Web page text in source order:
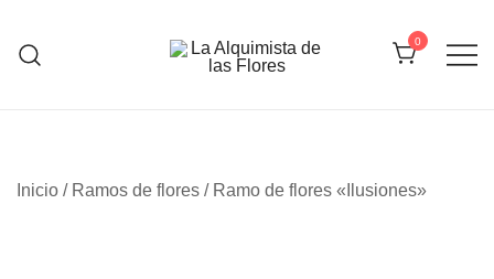
contenido
0
Inicio / Ramos de flores / Ramo de flores «Ilusiones»